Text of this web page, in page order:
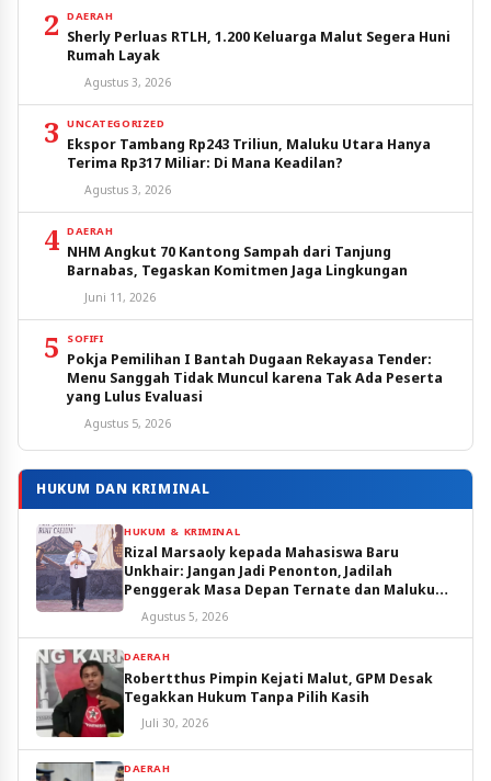
2 DAERAH
Sherly Perluas RTLH, 1.200 Keluarga Malut Segera Huni
Rumah Layak
Agustus 3, 2026
3 UNCATEGORIZED
Ekspor Tambang Rp243 Triliun, Maluku Utara Hanya
Terima Rp317 Miliar: Di Mana Keadilan?
Agustus 3, 2026
4 DAERAH
NHM Angkut 70 Kantong Sampah dari Tanjung
Barnabas, Tegaskan Komitmen Jaga Lingkungan
Juni 11, 2026
5 SOFIFI
Pokja Pemilihan I Bantah Dugaan Rekayasa Tender:
Menu Sanggah Tidak Muncul karena Tak Ada Peserta
yang Lulus Evaluasi
Agustus 5, 2026
HUKUM DAN KRIMINAL
HUKUM & KRIMINAL
Rizal Marsaoly kepada Mahasiswa Baru
Unkhair: Jangan Jadi Penonton, Jadilah
Penggerak Masa Depan Ternate dan Maluku
Utara
Agustus 5, 2026
DAERAH
Robertthus Pimpin Kejati Malut, GPM Desak
Tegakkan Hukum Tanpa Pilih Kasih
Juli 30, 2026
DAERAH